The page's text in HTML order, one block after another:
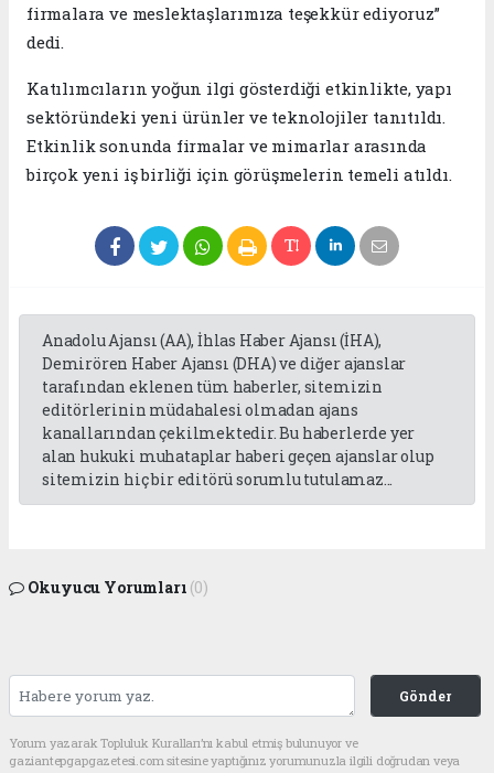
firmalara ve meslektaşlarımıza teşekkür ediyoruz”
dedi.
Katılımcıların yoğun ilgi gösterdiği etkinlikte, yapı
sektöründeki yeni ürünler ve teknolojiler tanıtıldı.
Etkinlik sonunda firmalar ve mimarlar arasında
birçok yeni iş birliği için görüşmelerin temeli atıldı.
Anadolu Ajansı (AA), İhlas Haber Ajansı (İHA),
Demirören Haber Ajansı (DHA) ve diğer ajanslar
tarafından eklenen tüm haberler, sitemizin
editörlerinin müdahalesi olmadan ajans
kanallarından çekilmektedir. Bu haberlerde yer
alan hukuki muhataplar haberi geçen ajanslar olup
sitemizin hiç bir editörü sorumlu tutulamaz...
Okuyucu Yorumları (0)
Gönder
Yorum yazarak Topluluk Kuralları’nı kabul etmiş bulunuyor ve
gaziantepgapgazetesi.com sitesine yaptığınız yorumunuzla ilgili doğrudan veya